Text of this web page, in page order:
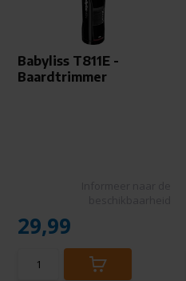
Babyliss T811E -
Baardtrimmer
29,99